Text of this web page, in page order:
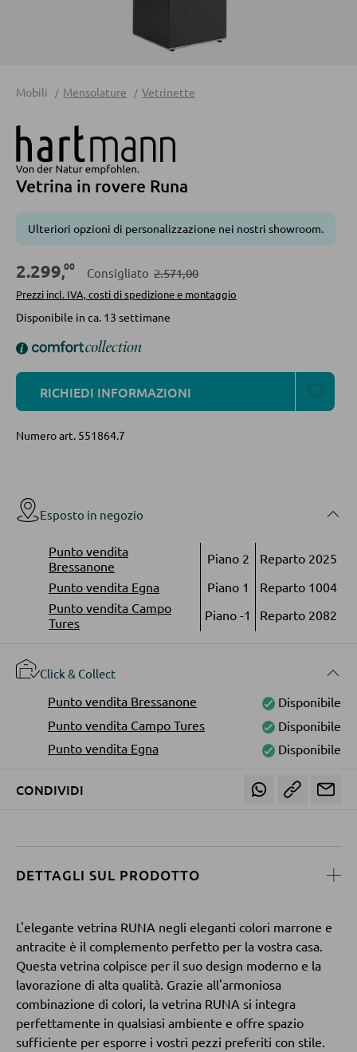
Accessori per divano
CASSETTIERE E SIDEBOARD
Cassettiere
Sideboard
Highboard
MENSOLATURE
Vetrinette
PARETI ATTREZZATE
Credenze a giorno
MOBILI TV
Moduli TV
Tavolini da divano
SGABELLI
Sgabelli bassi
Sgabelli da bar
Pouf
Mobili Mensolature Vetrinette
Vetrina in rovere Runa
Ulteriori opzioni di personalizzazione nei nostri showroom.
2.299,00 Consigliato 2.571,00
Prezzi incl. IVA, costi di spedizione e montaggio
Disponibile in ca. 13 settimane
RICHIEDI INFORMAZIONI
Numero art. 551864.7
Esposto in negozio
Punto vendita
Bressanone
Piano 2
Reparto 2025
Punto vendita Egna
Piano 1
Reparto 1004
Punto vendita Campo
Tures
Piano -1 Reparto 2082
Click & Collect
Punto vendita Bressanone
Disponibile
Punto vendita Campo Tures
Disponibile
Punto vendita Egna
Disponibile
CONDIVIDI
DETTAGLI SUL PRODOTTO
L'elegante vetrina RUNA negli eleganti colori marrone e
antracite è il complemento perfetto per la vostra casa.
Questa vetrina colpisce per il suo design moderno e la
lavorazione di alta qualità. Grazie all'armoniosa
combinazione di colori, la vetrina RUNA si integra
perfettamente in qualsiasi ambiente e offre spazio
sufficiente per esporre i vostri pezzi preferiti con stile.